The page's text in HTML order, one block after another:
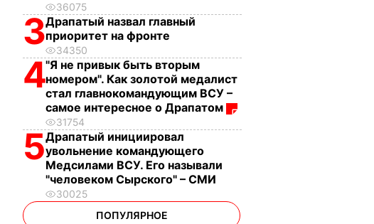
36075
3Драпатый назвал главный
приоритет на фронте
34350
4"Я не привык быть вторым
номером". Как золотой медалист
стал главнокомандующим ВСУ –
самое интересное о Драпатом
31754
5Драпатый инициировал
увольнение командующего
Медсилами ВСУ. Его называли
"человеком Сырского" – СМИ
30025
ПОПУЛЯРНОЕ